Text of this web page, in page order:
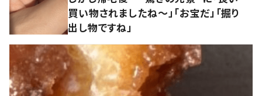
買い物されましたね～」「お宝だ」「掘り
出し物ですね」